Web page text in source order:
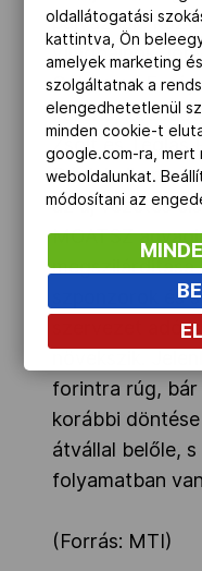
pályáznak,
világbajnok
Gábor, az
Ferenc, két
Zsolt és Téglás
Dániel
az új vezetés
MOATSZ
megszilárdítása
szponzorok és
szervezet
forintra rúg, bár
korábbi
átvállal belőle,
folyamatban
(Forrás: MTI)
oldallátogatási
kattintva, Ön
amelyek marketing
szolgáltatnak a
elengedhetetlenül
minden cookie-t
google.com-ra, mert
weboldalunkat.
módosítani az